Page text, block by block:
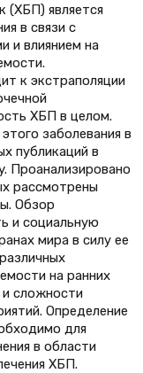
(ХБП) является
в связи с
и влиянием на
к экстраполяции
ХБП в целом.
заболевания в
публикаций в
Проанализировано
рассмотрены
Обзор
и социальную
мира в силу ее
на ранних
сложности
Определение
для
в области
ХБП.